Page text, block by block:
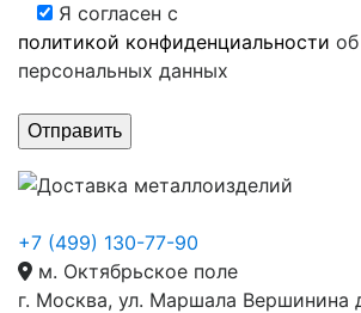
Я согласен с
политикой конфиденциальности
персональных данных
+7 (499) 130-77-90
м. Октябрьское поле
г. Москва, ул. Маршала Вершинина